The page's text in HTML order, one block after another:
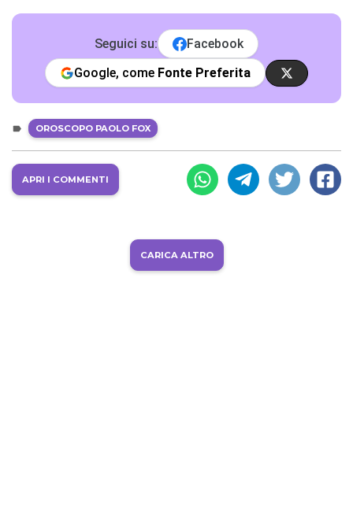
Seguici su:
Facebook
Google, come Fonte Preferita
OROSCOPO PAOLO FOX
APRI I COMMENTI
CARICA ALTRO